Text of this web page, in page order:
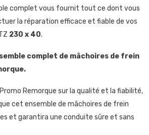
complet vous fournit tout ce dont vous
la réparation efficace et fiable de vos
230 x 40.
complet de mâchoires de frein
Remorque sur la qualité et la fiabilité,
cet ensemble de mâchoires de frein
et garantira une conduite sûre et sans